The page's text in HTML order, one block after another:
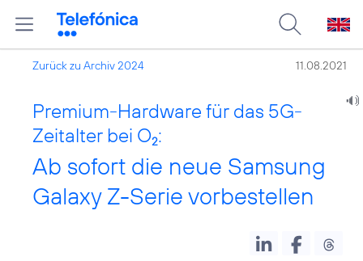
Zurück zu Archiv 2024 11.08.2021
Premium-Hardware für das 5G-
Zeitalter bei O2:
Ab sofort die neue Samsung
Galaxy Z-Serie vorbestellen